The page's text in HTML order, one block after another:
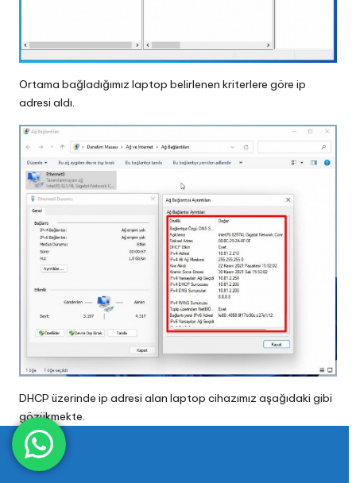
Ortama bağladığımız laptop belirlenen kriterlere göre ip
adresi aldı.
DHCP üzerinde ip adresi alan laptop cihazımız aşağıdaki gibi
gözükmekte.